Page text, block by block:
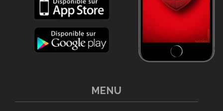
MENU